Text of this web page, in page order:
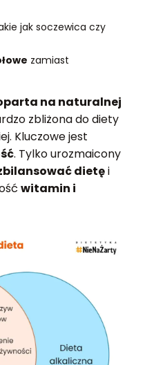
jak soczewica czy
zamiast
na naturalnej
zbliżona do diety
Kluczowe jest
. Tylko urozmaicony
dietęi
witamin i